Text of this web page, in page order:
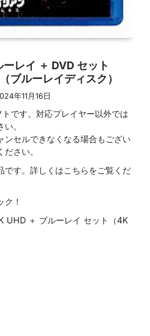
レイ ＋ DVD セット
ブルーレイディスク）
年11月16日
です。対応プレイヤー以外では
。
セルできなくなる場合もござい
さい。
です。詳しくはこちらをご覧くだ
！
UHD ＋ ブルーレイ セット（4K